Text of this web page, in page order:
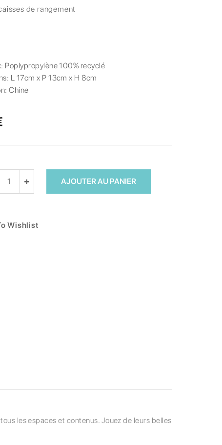
de rangement
Poplypropylène 100% recyclé
L 17cm x P 13cm x H 8cm
Chine
AJOUTER AU PANIER
Wishlist
les espaces et contenus. Jouez de leurs belles